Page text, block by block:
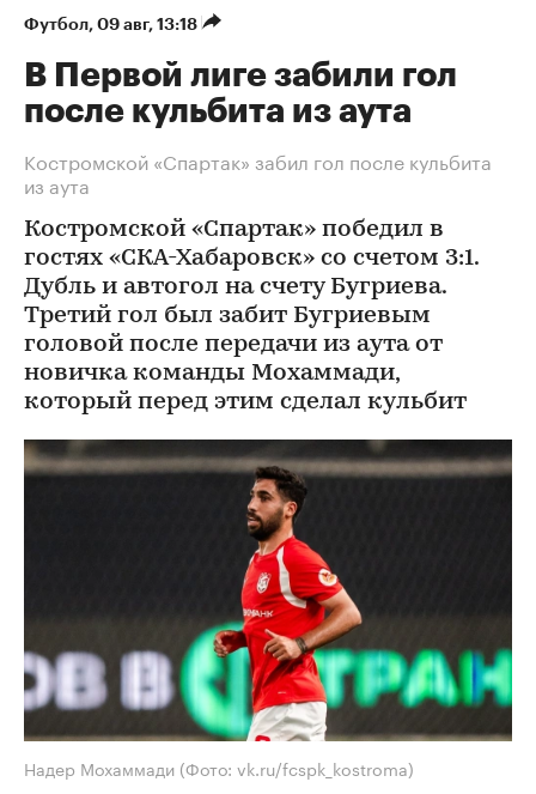
Футбол⁠, 09 авг, 13:18
В Первой лиге забили гол
после кульбита из аута
Костромской «Спартак» забил гол после кульбита
из аута
Костромской «Спартак» победил в
гостях «СКА-Хабаровск» со счетом 3:1.
Дубль и автогол на счету Бугриева.
Третий гол был забит Бугриевым
головой после передачи из аута от
новичка команды Мохаммади,
который перед этим сделал кульбит
Надер Мохаммади (Фото: vk.ru/fcspk_kostroma)